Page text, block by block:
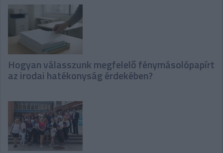
Hogyan válasszunk megfelelő fénymásolópapírt
az irodai hatékonyság érdekében?